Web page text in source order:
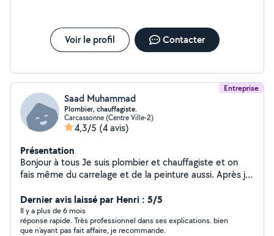
Voir le profil Contacter
Entreprise
Saad Muhammad
Plombier, chauffagiste.
Carcassonne (Centre Ville-2)
4,3/5 (4 avis)
Présentation
Bonjour à tous Je suis plombier et chauffagiste et on
fais même du carrelage et de la peinture aussi. Après je
Dernier avis laissé par Henri : 5/5
Il y a plus de 6 mois
réponse rapide. Très professionnel dans ses explications. bien
que n'ayant pas fait affaire, je recommande.